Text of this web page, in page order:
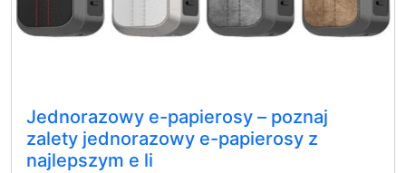
Jednorazowy e-papierosy – poznaj
zalety jednorazowy e-papierosy z
najlepszym e li